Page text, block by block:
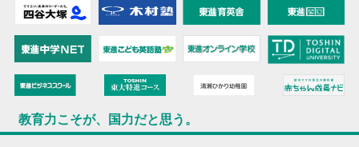
教育力こそが、国力だと思う。